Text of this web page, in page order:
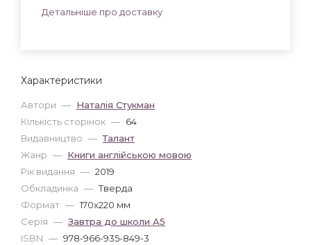
Характеристики
Автори — Наталія Стукман
Кількість сторінок — 64
Видавництво — Талант
Жанр — Книги англійською мовою
Рік видання — 2019
Обкладинка — Тверда
Формат — 170x220 мм
Серія — Завтра до школи А5
ISBN — 978-966-935-849-3
Детальніше про доставку